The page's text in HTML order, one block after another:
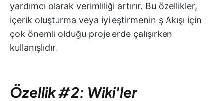
yardımcı olarak verimliliği artırır. Bu özellikler,
içerik oluşturma veya iyileştirmenin ş Akışı için
çok önemli olduğu projelerde çalışırken
kullanışlıdır.
Özellik #2: Wiki'ler